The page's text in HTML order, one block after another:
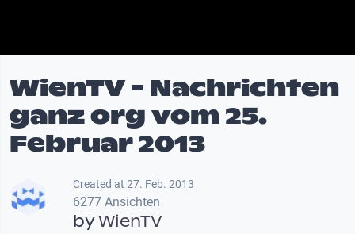
WienTV - Nachrichten
ganz org vom 25.
Februar 2013
Created at 27. Feb. 2013
6277 Ansichten
byWienTV